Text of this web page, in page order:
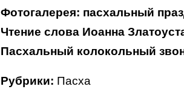
Фотогалерея: пасхальный
Чтение слова Иоанна
Пасхальный колокольный
Рубрики: Пасха